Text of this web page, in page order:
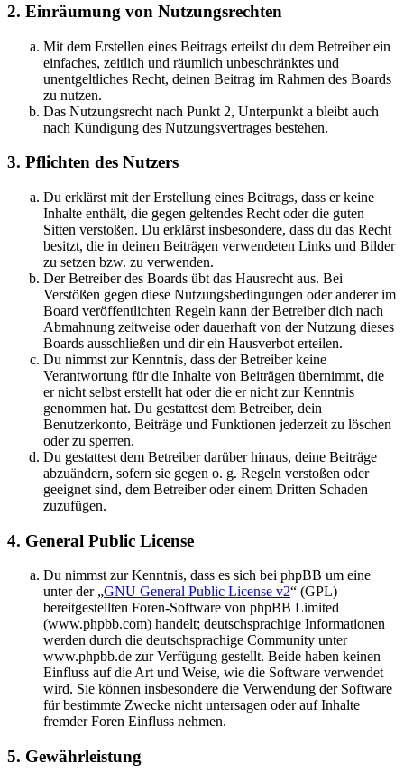
2. Einräumung von Nutzungsrechten
Mit dem Erstellen eines Beitrags erteilst du dem Betreiber ein
einfaches, zeitlich und räumlich unbeschränktes und
unentgeltliches Recht, deinen Beitrag im Rahmen des Boards
zu nutzen.
Das Nutzungsrecht nach Punkt 2, Unterpunkt a bleibt auch
nach Kündigung des Nutzungsvertrages bestehen.
3. Pflichten des Nutzers
Du erklärst mit der Erstellung eines Beitrags, dass er keine
Inhalte enthält, die gegen geltendes Recht oder die guten
Sitten verstoßen. Du erklärst insbesondere, dass du das Recht
besitzt, die in deinen Beiträgen verwendeten Links und Bilder
zu setzen bzw. zu verwenden.
Der Betreiber des Boards übt das Hausrecht aus. Bei
Verstößen gegen diese Nutzungsbedingungen oder anderer im
Board veröffentlichten Regeln kann der Betreiber dich nach
Abmahnung zeitweise oder dauerhaft von der Nutzung dieses
Boards ausschließen und dir ein Hausverbot erteilen.
Du nimmst zur Kenntnis, dass der Betreiber keine
Verantwortung für die Inhalte von Beiträgen übernimmt, die
er nicht selbst erstellt hat oder die er nicht zur Kenntnis
genommen hat. Du gestattest dem Betreiber, dein
Benutzerkonto, Beiträge und Funktionen jederzeit zu löschen
oder zu sperren.
Du gestattest dem Betreiber darüber hinaus, deine Beiträge
abzuändern, sofern sie gegen o. g. Regeln verstoßen oder
geeignet sind, dem Betreiber oder einem Dritten Schaden
zuzufügen.
4. General Public License
Du nimmst zur Kenntnis, dass es sich bei phpBB um eine
unter der „GNU General Public License v2“ (GPL)
bereitgestellten Foren-Software von phpBB Limited
(www.phpbb.com) handelt; deutschsprachige Informationen
werden durch die deutschsprachige Community unter
www.phpbb.de zur Verfügung gestellt. Beide haben keinen
Einfluss auf die Art und Weise, wie die Software verwendet
wird. Sie können insbesondere die Verwendung der Software
für bestimmte Zwecke nicht untersagen oder auf Inhalte
fremder Foren Einfluss nehmen.
5. Gewährleistung